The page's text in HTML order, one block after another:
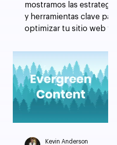
mostramos las estrategias
y herramientas clave para
optimizar tu sitio web y
en los buscadores.
Kevin Anderson